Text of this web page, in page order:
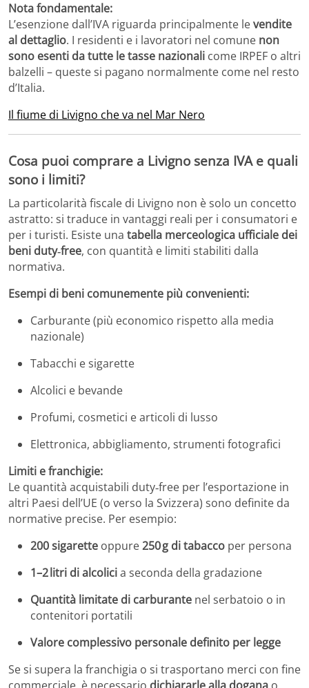
Nota fondamentale:
L’esenzione dall’IVA riguarda principalmente levendite
al dettaglio. I residenti e i lavoratori nel comune non
sono esenti da tutte le tasse nazionali come IRPEF o altri
balzelli – queste si pagano normalmente come nel resto
d’Italia.
Il fiume di Livigno che va nel Mar Nero
Cosa puoi comprare a Livigno senza IVA e quali
sono i limiti?
La particolarità fiscale di Livigno non è solo un concetto
astratto: si traduce in vantaggi reali per i consumatori e
per i turisti. Esiste una tabella merceologica ufficiale dei
beni duty‑free, con quantità e limiti stabiliti dalla
normativa.
Esempi di beni comunemente più convenienti:
Carburante (più economico rispetto alla media
nazionale)
Tabacchi e sigarette
Alcolici e bevande
Profumi, cosmetici e articoli di lusso
Elettronica, abbigliamento, strumenti fotografici
Limiti e franchigie:
Le quantità acquistabili duty‑free per l’esportazione in
altri Paesi dell’UE (o verso la Svizzera) sono definite da
normative precise. Per esempio:
200 sigarette oppure250 g di tabacco per persona
1–2 litri di alcolicia seconda della gradazione
Quantità limitate di carburante nel serbatoio o in
contenitori portatili
Valore complessivo personale definito per legge
Se si supera la franchigia o si trasportano merci con fine